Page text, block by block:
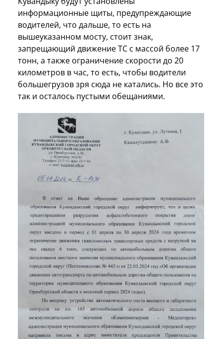
информационные щиты, предупреждающие
водителей, что дальше, то есть на
вышеуказанном мосту, стоит знак,
запрещающий движение ТС с массой более 17
тонн, а также ограничение скорости до 20
километров в час, то есть, чтобы водители
большегрузов зря сюда не катались. Но все это
так и осталось пустыми обещаниями.